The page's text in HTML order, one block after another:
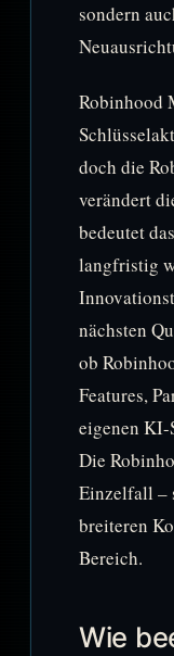
sondern
Robinhood
doch die
verändert
bedeutet
langfristig
nächsten
ob
Features,
eigenen KI-
Die
Einzelfall –
breiteren
Bereich.
Wie